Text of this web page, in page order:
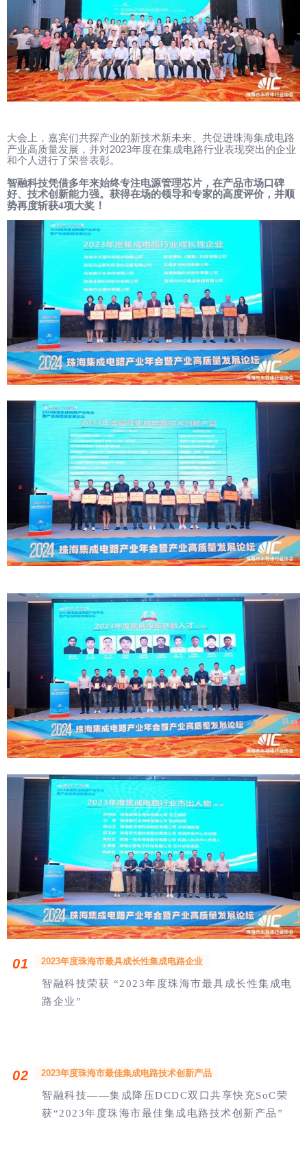
大会上，嘉宾们共探产业的新技术新未来、共促进珠海集成电路
产业高质量发展，并对2023年度在集成电路行业表现突出的企业
和个人进行了荣誉表彰。
智融科技凭借多年来始终专注电源管理芯片，在产品市场口碑
好、技术创新能力强。获得在场的领导和专家的高度评价，并顺
势再度斩获4项大奖 ！
01 2023年度珠海市最具成长性集成电路企业
智融科技荣获 “2023年度珠海市最具成长性集成电
路企业”
02 2023年度珠海市最佳集成电路技术创新产品
智融科技——集成降压DCDC双口共享快充SoC荣
获“2023年度珠海市最佳集成电路技术创新产品”